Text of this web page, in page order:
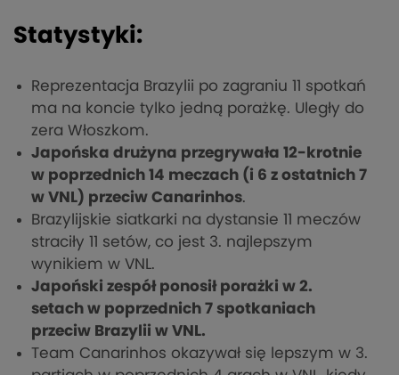
Statystyki:
Reprezentacja Brazylii po zagraniu 11 spotkań
ma na koncie tylko jedną porażkę. Uległy do
zera Włoszkom.
Japońska drużyna przegrywała 12-krotnie
w poprzednich 14 meczach (i 6 z ostatnich 7
w VNL) przeciw Canarinhos.
Brazylijskie siatkarki na dystansie 11 meczów
straciły 11 setów, co jest 3. najlepszym
wynikiem w VNL.
Japoński zespół ponosił porażki w 2.
setach w poprzednich 7 spotkaniach
przeciw Brazylii w VNL.
Team Canarinhos okazywał się lepszym w 3.